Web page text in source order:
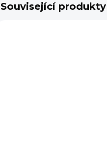
Související produkty